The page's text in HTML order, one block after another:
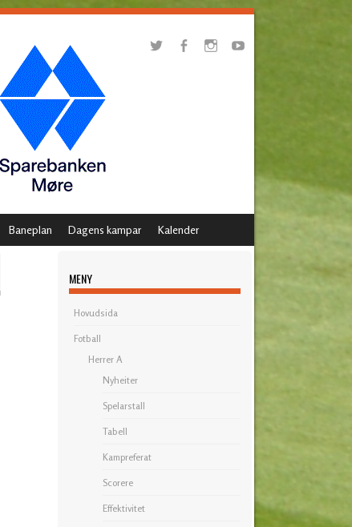
Baneplan Dagens kampar Kalender
MENY
Hovudsida
Fotball
Herrer A
Nyheiter
Spelarstall
Tabell
Kampreferat
Scorere
Effektivitet